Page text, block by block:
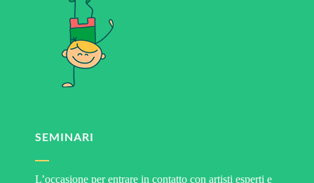
SEMINARI
L’occasione per entrare in contatto con artisti esperti e